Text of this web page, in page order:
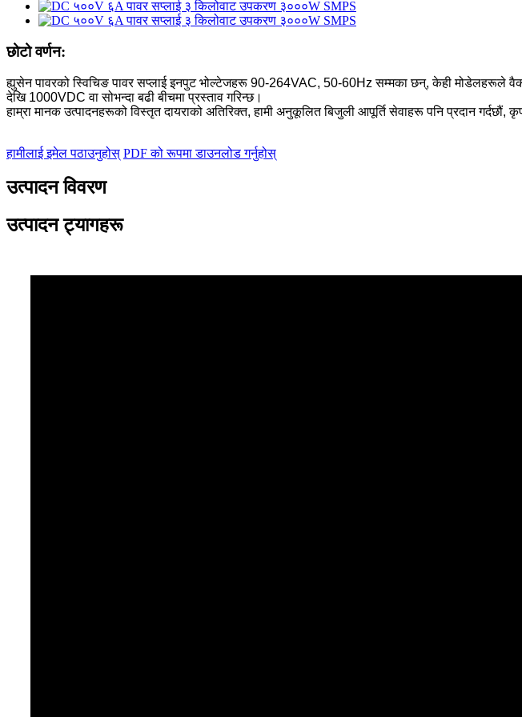
छोटो वर्णन:
ह्युसेन पावरको स्विचिङ पावर सप्लाई इनपुट भोल्टेजहरू 90-264VAC, 50-60Hz सम्मका छन्, केही मोडेलहरूले
देखि 1000VDC वा सोभन्दा बढी बीचमा प्रस्ताव गरिन्छ।
हाम्रा मानक उत्पादनहरूको विस्तृत दायराको अतिरिक्त, हामी अनुकूलित बिजुली आपूर्ति सेवाहरू पनि प्रदान गर्दछौं,
हामीलाई इमेल पठाउनुहोस् PDF को रूपमा डाउनलोड गर्नुहोस्
उत्पादन विवरण
उत्पादन ट्यागहरू